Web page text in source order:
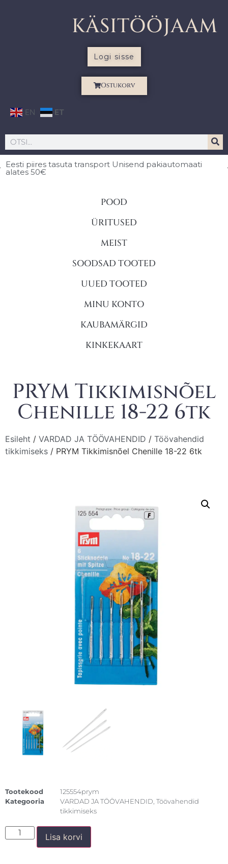
KÄSITÖÖJAAM
Logi sisse
Ostukorv
EN ET
Eesti piires tasuta transport Unisend pakiautomaati
alates 50€
POOD
ÜRITUSED
MEIST
SOODSAD TOOTED
UUED TOOTED
MINU KONTO
KAUBAMÄRGID
KINKEKAART
PRYM Tikkimisnõel
Chenille 18-22 6tk
Esileht / VARDAD JA TÖÖVAHENDID / Töövahendid
tikkimiseks / PRYM Tikkimisnõel Chenille 18-22 6tk
Tootekood
125554prym
Kategooria
VARDAD JA TÖÖVAHENDID Töövahendid
tikkimiseks
Lisa korvi